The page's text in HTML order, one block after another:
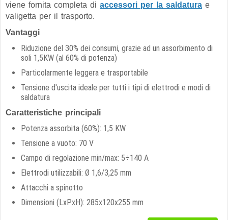
viene fornita completa di accessori per la saldatura e
valigetta per il trasporto.
Vantaggi
Riduzione del 30% dei consumi, grazie ad un assorbimento di
soli 1,5KW (al 60% di potenza)
Particolarmente leggera e trasportabile
Tensione d'uscita ideale per tutti i tipi di elettrodi e modi di
saldatura
Caratteristiche principali
Potenza assorbita (60%): 1,5 KW
Tensione a vuoto: 70 V
Campo di regolazione min/max: 5÷140 A
Elettrodi utilizzabili: Ø 1,6/3,25 mm
Attacchi a spinotto
Dimensioni (LxPxH): 285x120x255 mm